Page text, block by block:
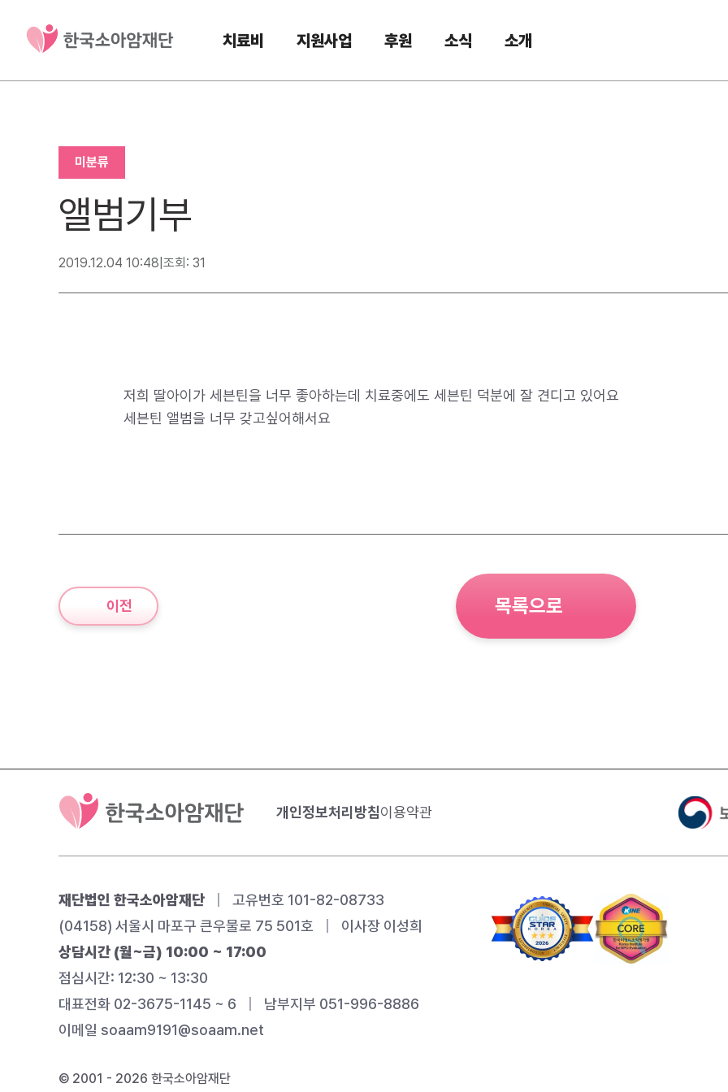
치료비 지원사업 후원 소식 소개
미분류
앨범기부
2019.12.04 10:48 조회: 31
저희 딸아이가 세븐틴을 너무 좋아하는데 치료중에도 세븐틴 덕분에 잘 견디고 있어요
세븐틴 앨범을 너무 갖고싶어해서요
이전 목록으로
개인정보처리방침이용약관
재단법인 한국소아암재단
고유번호 101-82-08733
(04158) 서울시 마포구 큰우물로 75 501호
이사장 이성희
상담시간 (월~금) 10:00 ~ 17:00
점심시간: 12:30 ~ 13:30
대표전화 02-3675-1145 ~ 6
남부지부 051-996-8886
이메일 soaam9191@soaam.net
© 2001 - 2026 한국소아암재단